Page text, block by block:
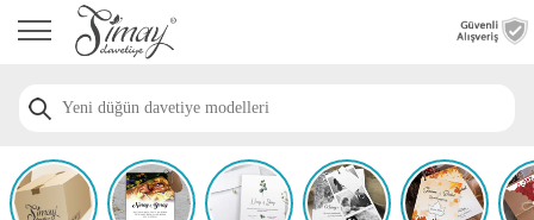
Anasayfa
Davetiye
Nişan
Davetiye